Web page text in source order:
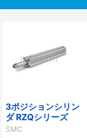
3ポジションシリン
ダ RZQシリーズ
SMC